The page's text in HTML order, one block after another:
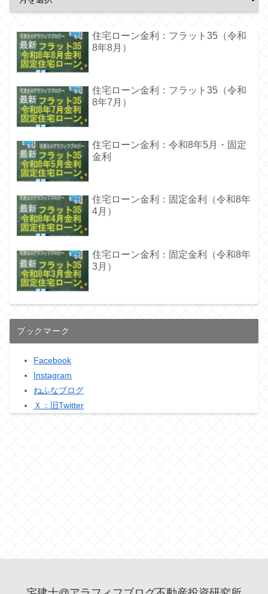
住宅ローン金利：フラット35（令和
8年8月）
住宅ローン金利：フラット35（令和
8年7月）
住宅ローン金利：令和8年5月・固定
金利
住宅ローン金利：固定金利（令和8年
4月）
住宅ローン金利：固定金利（令和8年
3月）
ブックマーク
Facebook
Instagram
ねふなブログ
Ｘ：旧Twitter